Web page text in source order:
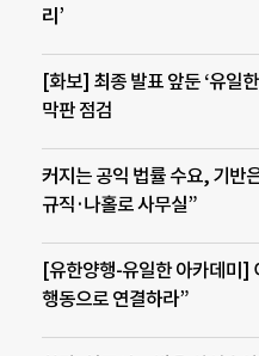
리’
[화보] 최종 발표 앞둔 ‘유일
막판 점검
커지는 공익 법률 수요, 기반
규직·나홀로 사무실”
[유한양행-유일한 아카데미]
행동으로 연결하라”